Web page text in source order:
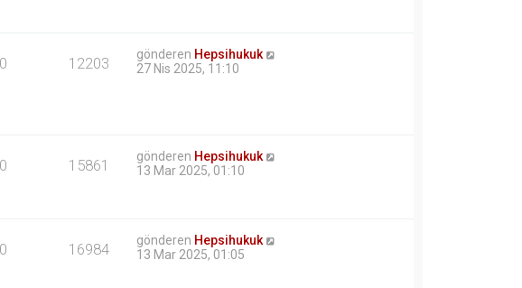
0 12203 gönderen Hepsihukuk
27 Nis 2025, 11:10
0 15861 gönderen Hepsihukuk
13 Mar 2025, 01:10
0 16984 gönderen Hepsihukuk
13 Mar 2025, 01:05